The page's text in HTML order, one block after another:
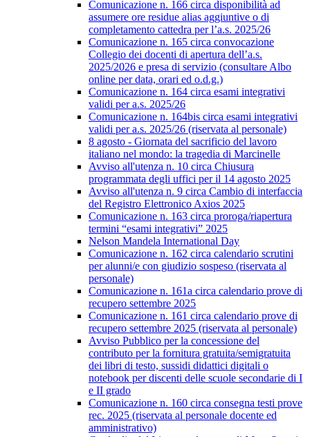
Comunicazione n. 166 circa disponibilità ad
assumere ore residue alias aggiuntive o di
completamento cattedra per l’a.s. 2025/26
Comunicazione n. 165 circa convocazione
Collegio dei docenti di apertura dell’a.s.
2025/2026 e presa di servizio (consultare Albo
online per data, orari ed o.d.g.)
Comunicazione n. 164 circa esami integrativi
validi per a.s. 2025/26
Comunicazione n. 164bis circa esami integrativi
validi per a.s. 2025/26 (riservata al personale)
8 agosto - Giornata del sacrificio del lavoro
italiano nel mondo: la tragedia di Marcinelle
Avviso all'utenza n. 10 circa Chiusura
programmata degli uffici per il 14 agosto 2025
Avviso all'utenza n. 9 circa Cambio di interfaccia
del Registro Elettronico Axios 2025
Comunicazione n. 163 circa proroga/riapertura
termini “esami integrativi” 2025
Nelson Mandela International Day
Comunicazione n. 162 circa calendario scrutini
per alunni/e con giudizio sospeso (riservata al
personale)
Comunicazione n. 161a circa calendario prove di
recupero settembre 2025
Comunicazione n. 161 circa calendario prove di
recupero settembre 2025 (riservata al personale)
Avviso Pubblico per la concessione del
contributo per la fornitura gratuita/semigratuita
dei libri di testo, sussidi didattici digitali o
notebook per discenti delle scuole secondarie di I
e II grado
Comunicazione n. 160 circa consegna testi prove
rec. 2025 (riservata al personale docente ed
amministrativo)